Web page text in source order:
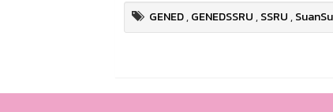
GENED,GENEDSSRU,SSRU,